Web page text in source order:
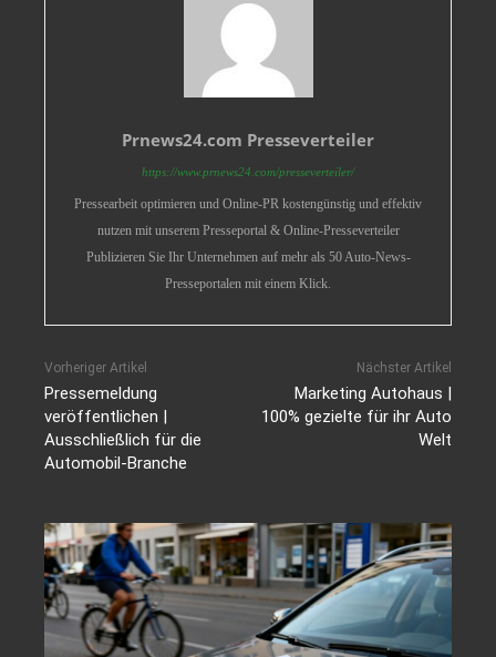
Prnews24.com Presseverteiler
https://www.prnews24.com/presseverteiler/
Pressearbeit optimieren und Online-PR kostengünstig und effektiv
nutzen mit unserem Presseportal & Online-Presseverteiler
Publizieren Sie Ihr Unternehmen auf mehr als 50 Auto-News-
Presseportalen mit einem Klick.
Vorheriger Artikel
Pressemeldung
veröffentlichen |
Ausschließlich für die
Automobil-Branche
Nächster Artikel
Marketing Autohaus |
100% gezielte für ihr Auto
Welt